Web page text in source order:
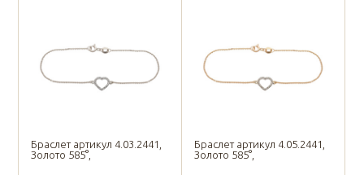
Браслет артикул 4.03.2441,
Золото 585°,
Браслет артикул 4.05.2441,
Золото 585°,